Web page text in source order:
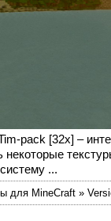
pack [32х] –
некоторые
...
для MineCraft »